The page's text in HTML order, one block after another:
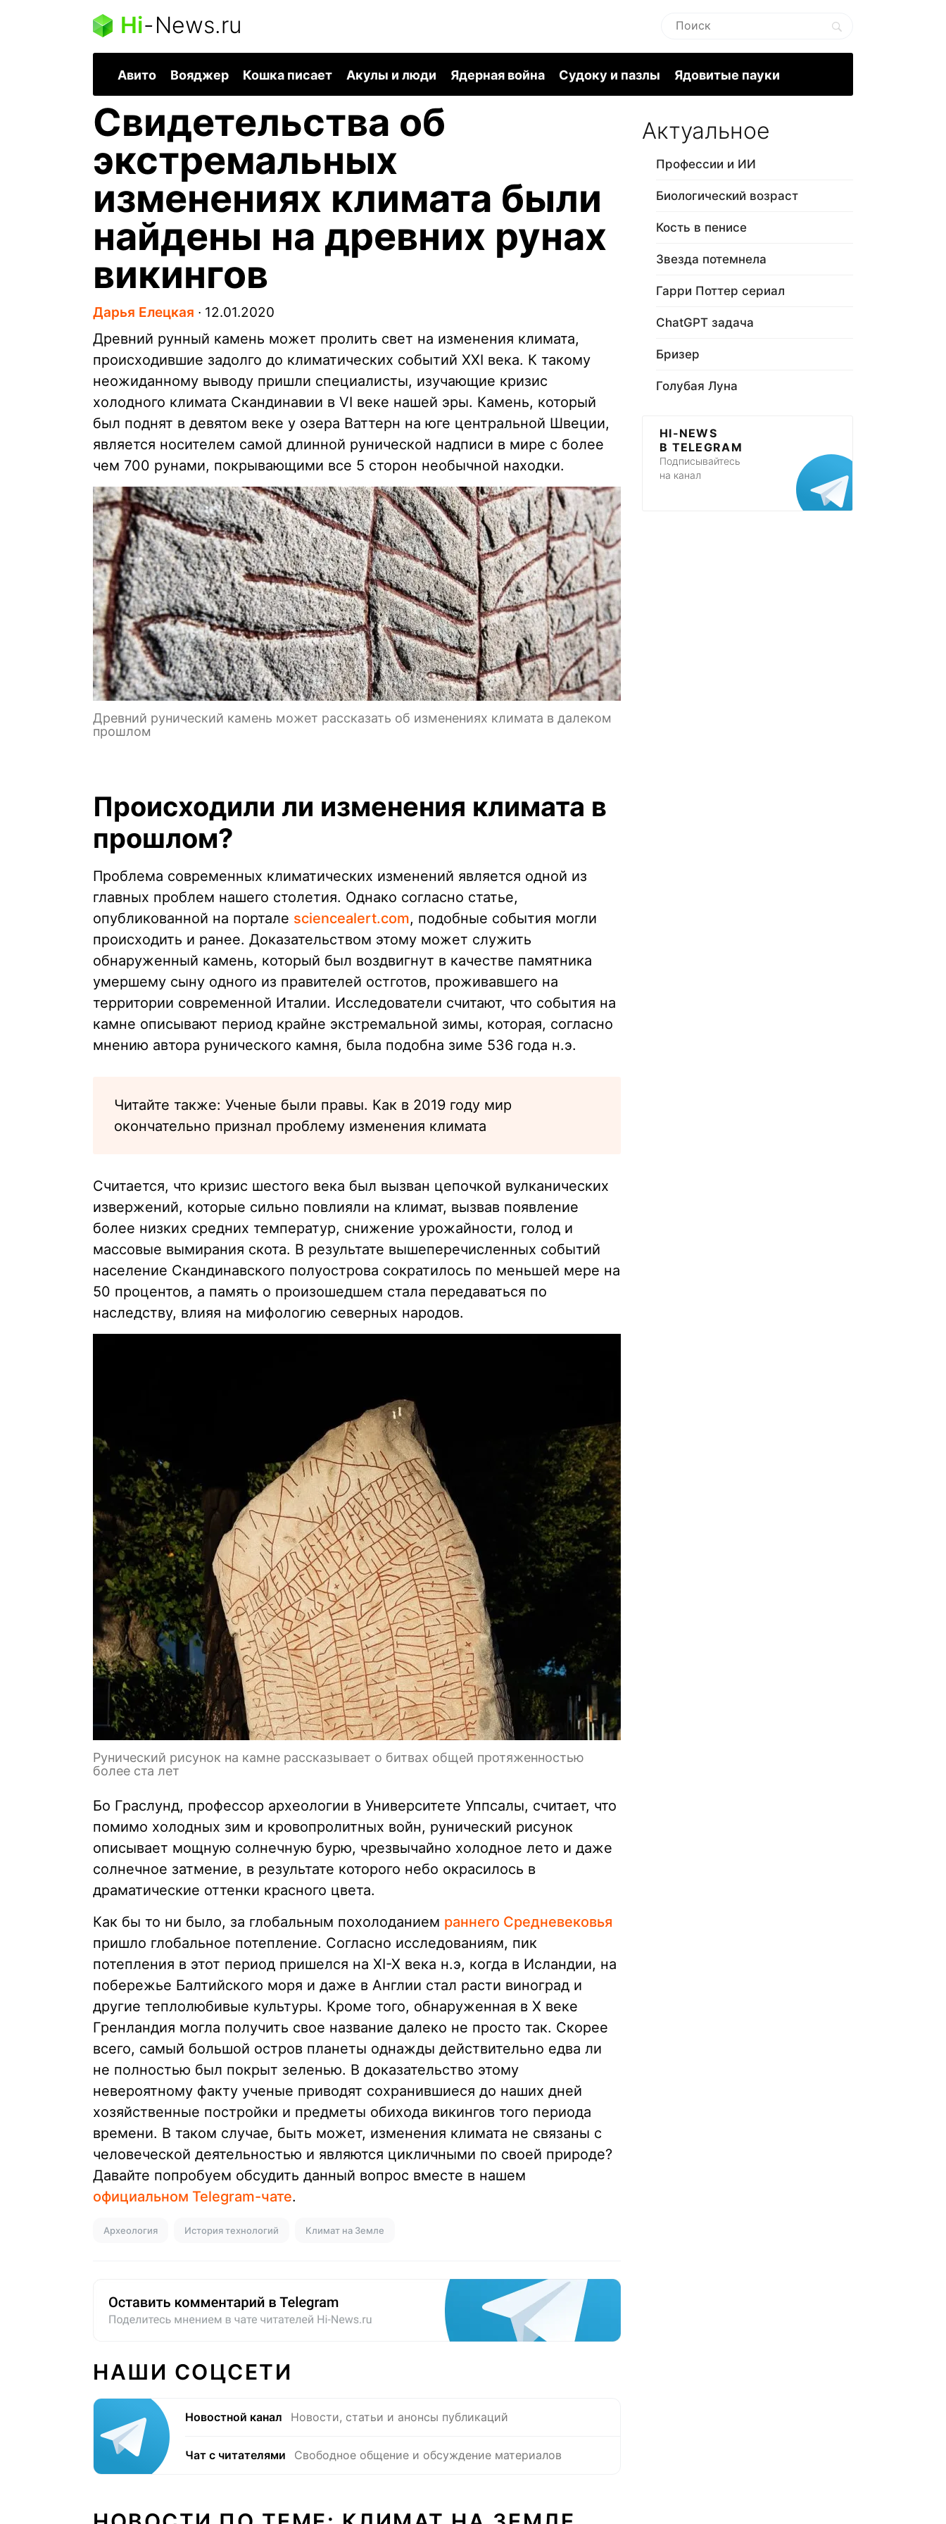
Hi-News.ru
Авито Вояджер Кошка писает Акулы и люди Ядерная война Судоку и пазлы Ядовитые пауки
Свидетельства об
экстремальных
изменениях климата были
найдены на древних рунах
викингов
Дарья Елецкая ∙ 12.01.2020
Древний рунный камень может пролить свет на изменения климата,
происходившие задолго до климатических событий XXI века. К такому
неожиданному выводу пришли специалисты, изучающие кризис
холодного климата Скандинавии в VI веке нашей эры. Камень, который
был поднят в девятом веке у озера Ваттерн на юге центральной Швеции,
является носителем самой длинной рунической надписи в мире с более
чем 700 рунами, покрывающими все 5 сторон необычной находки.
Древний рунический камень может рассказать об изменениях климата в далеком
прошлом
Происходили ли изменения климата в
прошлом?
Проблема современных климатических изменений является одной из
главных проблем нашего столетия. Однако согласно статье,
опубликованной на портале sciencealert.com, подобные события могли
происходить и ранее. Доказательством этому может служить
обнаруженный камень, который был воздвигнут в качестве памятника
умершему сыну одного из правителей остготов, проживавшего на
территории современной Италии. Исследователи считают, что события на
камне описывают период крайне экстремальной зимы, которая, согласно
мнению автора рунического камня, была подобна зиме 536 года н.э.
Читайте также: Ученые были правы. Как в 2019 году мир
окончательно признал проблему изменения климата
Считается, что кризис шестого века был вызван цепочкой вулканических
извержений, которые сильно повлияли на климат, вызвав появление
более низких средних температур, снижение урожайности, голод и
массовые вымирания скота. В результате вышеперечисленных событий
население Скандинавского полуострова сократилось по меньшей мере на
50 процентов, а память о произошедшем стала передаваться по
наследству, влияя на мифологию северных народов.
Рунический рисунок на камне рассказывает о битвах общей протяженностью
более ста лет
Бо Граслунд, профессор археологии в Университете Уппсалы, считает, что
помимо холодных зим и кровопролитных войн, рунический рисунок
описывает мощную солнечную бурю, чрезвычайно холодное лето и даже
солнечное затмение, в результате которого небо окрасилось в
драматические оттенки красного цвета.
Как бы то ни было, за глобальным похолоданием раннего Средневековья
пришло глобальное потепление. Согласно исследованиям, пик
потепления в этот период пришелся на XI-X века н.э, когда в Исландии, на
побережье Балтийского моря и даже в Англии стал расти виноград и
другие теплолюбивые культуры. Кроме того, обнаруженная в Х веке
Гренландия могла получить свое название далеко не просто так. Скорее
всего, самый большой остров планеты однажды действительно едва ли
не полностью был покрыт зеленью. В доказательство этому
невероятному факту ученые приводят сохранившиеся до наших дней
хозяйственные постройки и предметы обихода викингов того периода
времени. В таком случае, быть может, изменения климата не связаны с
человеческой деятельностью и являются цикличными по своей природе?
Давайте попробуем обсудить данный вопрос вместе в нашем
официальном Telegram-чате.
Археология История технологий Климат на Земле
НАШИ СОЦСЕТИ
Новостной канал Новости, статьи и анонсы публикаций
Чат с читателями Свободное общение и обсуждение материалов
Актуальное
Профессии и ИИ
Биологический возраст
Кость в пенисе
Звезда потемнела
Гарри Поттер сериал
ChatGPT задача
Бризер
Голубая Луна
HI-NEWS
В TELEGRAM
Подписывайтесь
на канал